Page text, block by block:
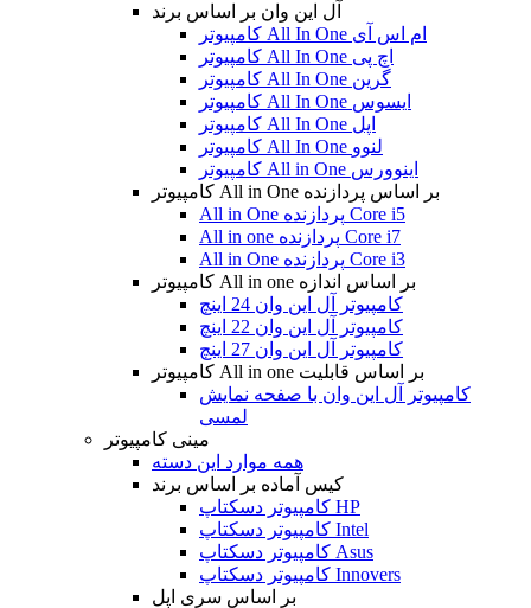
آل این وان بر اساس برند
کامپیوتر All In One ام اس آی
کامپیوتر All In One اچ پی
کامپیوتر All In One گرین
کامپیوتر All In One ایسوس
کامپیوتر All In One اپل
کامپیوتر All In One لنوو
کامپیوتر All in One اینوورس
کامپیوتر All in One بر اساس پردازنده
All in One پردازنده Core i5
All in one پردازنده Core i7
All in One پردازنده Core i3
کامپیوتر All in one بر اساس اندازه
کامپیوتر آل این وان 24 اینچ
کامپیوتر آل این وان 22 اینچ
کامپیوتر آل این وان 27 اینچ
کامپیوتر All in one بر اساس قابلیت
کامپیوتر آل این وان با صفحه نمایش
لمسی
مینی کامپیوتر
همه موارد این دسته
کیس آماده بر اساس برند
کامپیوتر دسکتاپ HP
کامپیوتر دسکتاپ Intel
کامپیوتر دسکتاپ Asus
کامپیوتر دسکتاپ Innovers
بر اساس سری اپل